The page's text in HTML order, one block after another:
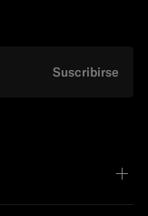
Suscribirse